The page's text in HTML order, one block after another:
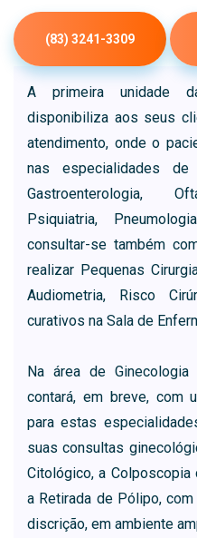
(83) 3241-3309
A primeira unidade
disponibiliza aos seus
atendimento, onde o
nas especialidades de
Gastroenterologia,
Psiquiatria,
consultar-se também
realizar Pequenas
Audiometria, Risco
curativos na Sala de
Na área de
contará, em breve, com
para estas
suas consultas
Citológico, a Colposcopia
a Retirada de Pólipo,
discrição, em ambiente